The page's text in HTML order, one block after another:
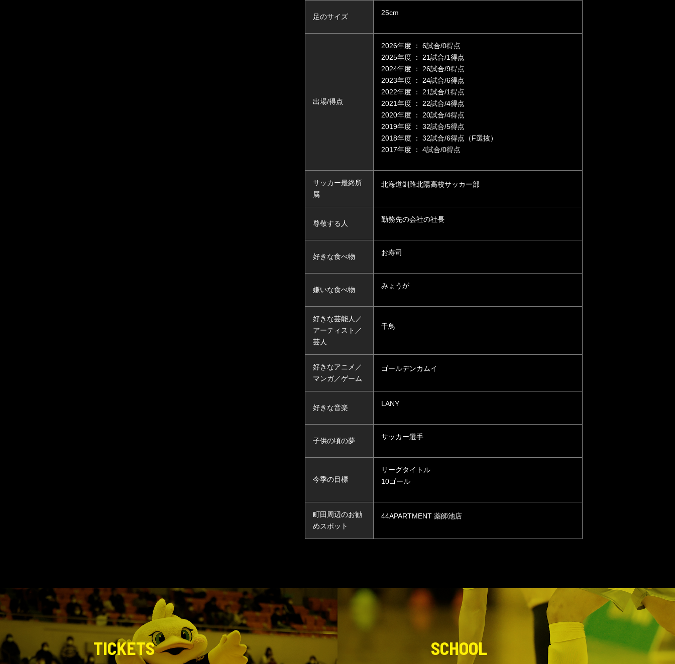
足のサイズ 25cm
出場/得点
2026年度 ： 6試合/0得点
2025年度 ： 21試合/1得点
2024年度 ： 26試合/9得点
2023年度 ： 24試合/6得点
2022年度 ： 21試合/1得点
2021年度 ： 22試合/4得点
2020年度 ： 20試合/4得点
2019年度 ： 32試合/5得点
2018年度 ： 32試合/6得点（F選抜）
2017年度 ： 4試合/0得点
サッカー最終所
属
北海道釧路北陽高校サッカー部
尊敬する人 勤務先の会社の社長
好きな食べ物 お寿司
嫌いな食べ物 みょうが
好きな芸能人／
アーティスト／
芸人
千鳥
好きなアニメ／
マンガ／ゲーム
ゴールデンカムイ
好きな音楽 LANY
子供の頃の夢 サッカー選手
今季の目標
リーグタイトル
10ゴール
町田周辺のお勧
めスポット
44APARTMENT 薬師池店
TICKETS SCHOOL